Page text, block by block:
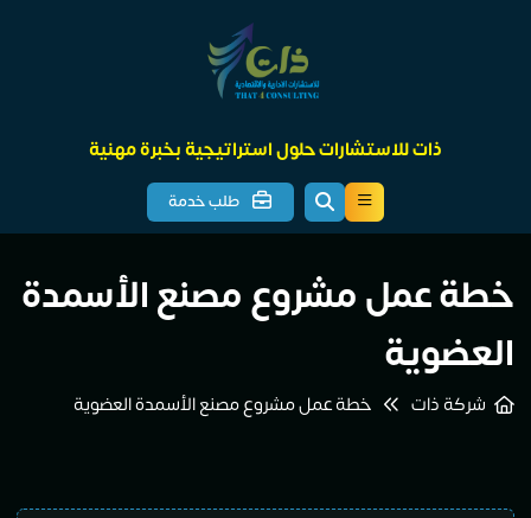
ذات للاستشارات حلول استراتيجية بخبرة مهنية
طلب خدمة
خطة عمل مشروع مصنع الأسمدة
العضوية
شركة ذات خطة عمل مشروع مصنع الأسمدة العضوية